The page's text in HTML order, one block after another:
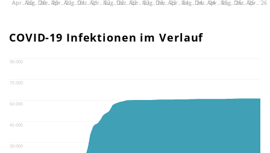
Apr.. '20Aug.. '20Dez.. '20Apr.. '21Aug.. '21Dez.. '21Apr.. '22Aug.. '22Dez.. '22Apr.. '23Aug.. '23Dez.. '23Apr.. '24Aug.. '24Dez.. '24Apr.. '25Aug.. '25Dez.. '25Apr.. '26
COVID-19 Infektionen im Verlauf
30.000
45.000
60.000
75.000
90.000